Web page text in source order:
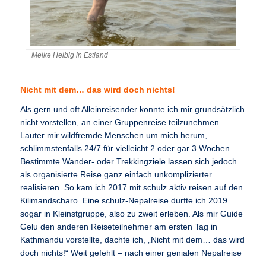
Meike Helbig in Estland
Nicht mit dem… das wird doch nichts!
Als gern und oft Alleinreisender konnte ich mir grundsätzlich
nicht vorstellen, an einer Gruppenreise teilzunehmen.
Lauter mir wildfremde Menschen um mich herum,
schlimmstenfalls 24/7 für vielleicht 2 oder gar 3 Wochen…
Bestimmte Wander- oder Trekkingziele lassen sich jedoch
als organisierte Reise ganz einfach unkomplizierter
realisieren. So kam ich 2017 mit schulz aktiv reisen auf den
Kilimandscharo. Eine schulz-Nepalreise durfte ich 2019
sogar in Kleinstgruppe, also zu zweit erleben. Als mir Guide
Gelu den anderen Reiseteilnehmer am ersten Tag in
Kathmandu vorstellte, dachte ich, „Nicht mit dem… das wird
doch nichts!“ Weit gefehlt – nach einer genialen Nepalreise